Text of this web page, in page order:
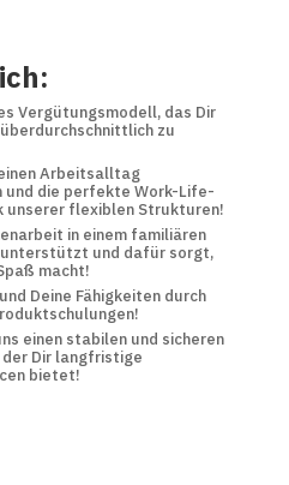
Vergütungsmodell, das Dir
zu
Arbeitsalltag
und die perfekte Work-Life-
unserer flexiblen Strukturen!
in einem familiären
unterstützt und dafür sorgt,
macht!
Deine Fähigkeiten durch
einen stabilen und sicheren
Dir langfristige
bietet!